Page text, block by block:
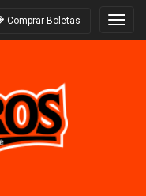
Comprar Boletas